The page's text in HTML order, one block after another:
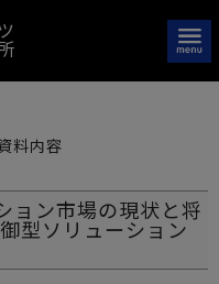
料内容
ョン市場の現状と将
型ソリューション